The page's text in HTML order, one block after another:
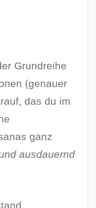
Grundreihe
(genauer
das du im
ganz
ausdauernd